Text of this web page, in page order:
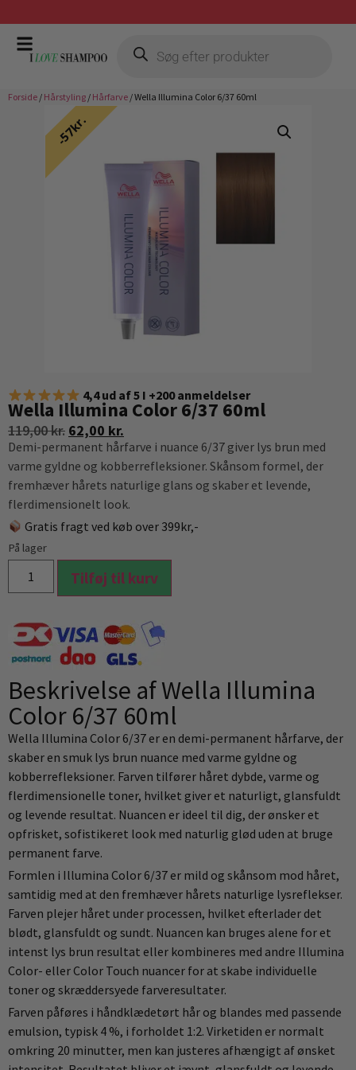
Stort udvalg af favorit brands
Forside / Hårstyling / Hårfarve / Wella Illumina Color 6/37 60ml
4,4 ud af 5 I +200 anmeldelser
Wella Illumina Color 6/37 60ml
119,00kr. 62,00 kr.
Demi-permanent hårfarve i nuance 6/37 giver lys brun med
varme gyldne og kobberrefleksioner. Skånsom formel, der
fremhæver hårets naturlige glans og skaber et levende,
flerdimensionelt look.
Gratis fragt ved køb over 399kr,-
På lager
Tilføj til kurv
Beskrivelse af Wella Illumina
Color 6/37 60ml
Wella Illumina Color 6/37 er en demi-permanent hårfarve, der
skaber en smuk lys brun nuance med varme gyldne og
kobberrefleksioner. Farven tilfører håret dybde, varme og
flerdimensionelle toner, hvilket giver et naturligt, glansfuldt
og levende resultat. Nuancen er ideel til dig, der ønsker et
opfrisket, sofistikeret look med naturlig glød uden at bruge
permanent farve.
Formlen i Illumina Color 6/37 er mild og skånsom mod håret,
samtidig med at den fremhæver hårets naturlige lysreflekser.
Farven plejer håret under processen, hvilket efterlader det
blødt, glansfuldt og sundt. Nuancen kan bruges alene for et
intenst lys brun resultat eller kombineres med andre Illumina
Color- eller Color Touch nuancer for at skabe individuelle
toner og skræddersyede farveresultater.
Farven påføres i håndklædetørt hår og blandes med passende
emulsion, typisk 4 %, i forholdet 1:2. Virketiden er normalt
omkring 20 minutter, men kan justeres afhængigt af ønsket
57kr.